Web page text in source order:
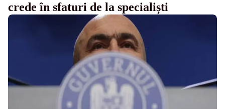
crede în sfaturi de la specialiști